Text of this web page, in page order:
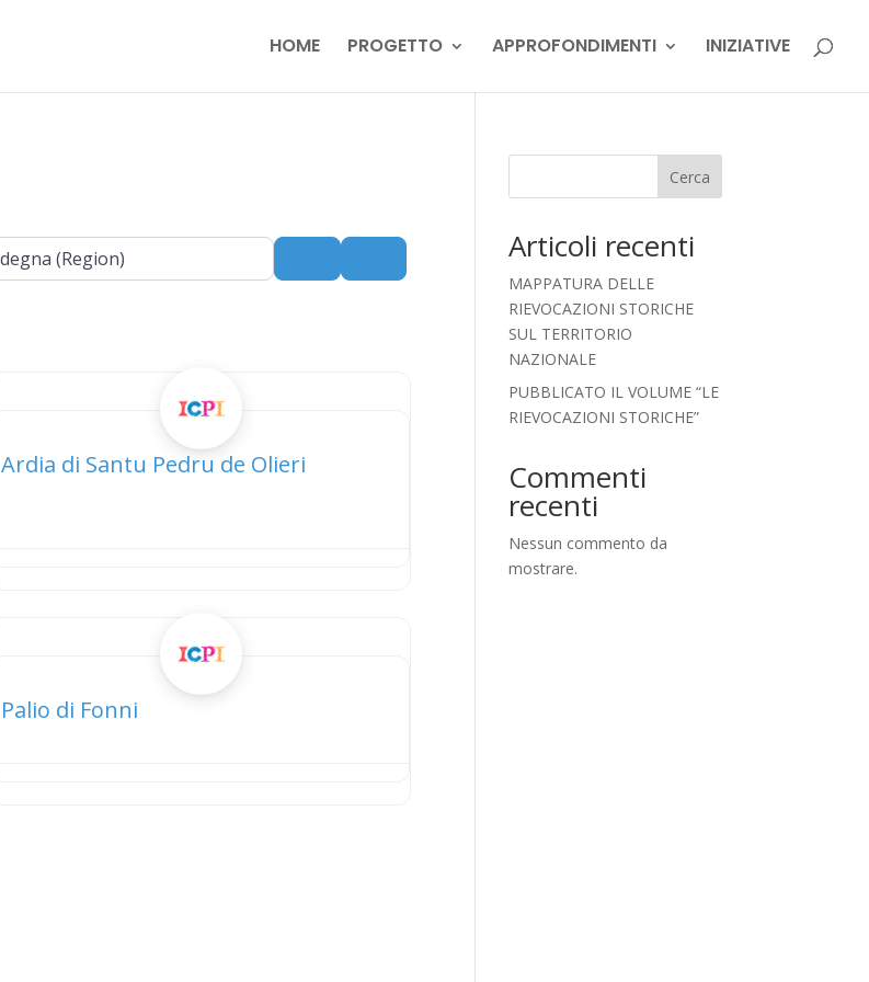
HOME PROGETTO APPROFONDIMENTI INIZIATIVE
Advanced Filters
Ardia di Santu Pedru de Olieri
Palio di Fonni
Cerca
Articoli recenti
MAPPATURA DELLE
RIEVOCAZIONI STORICHE
SUL TERRITORIO
NAZIONALE
PUBBLICATO IL VOLUME “LE
RIEVOCAZIONI STORICHE”
Commenti
recenti
Nessun commento da
mostrare.